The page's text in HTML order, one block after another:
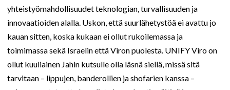
yhteistyömahdollisuudet teknologian, turvallisuuden ja
innovaatioiden alalla. Uskon, että suurlähetystöä ei avattu jo
kauan sitten, koska kukaan ei ollut rukoilemassa ja
toimimassa sekä Israelin että Viron puolesta. UNIFY Viro on
ollut kuuliainen Jahin kutsulle olla läsnä siellä, missä sitä
tarvitaan – lippujen, banderollien ja shofarien kanssa –